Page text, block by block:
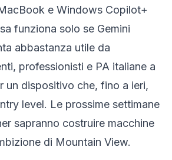
e Windows Copilot+
funziona solo se Gemini
abbastanza utile da
professionisti e PA italiane a
un dispositivo che, fino a ieri,
level. Le prossime settimane
sapranno costruire macchine
di Mountain View.